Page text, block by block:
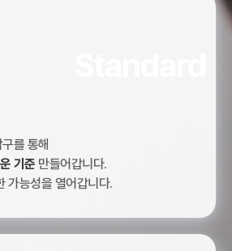
를 통해
기준 만들어갑니다.
가능성을 열어갑니다.